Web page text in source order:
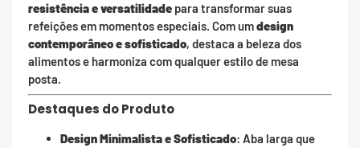
resistência e versatilidade para transformar suas
refeições em momentos especiais. Com umdesign
contemporâneo e sofisticado, destaca a beleza dos
alimentos e harmoniza com qualquer estilo de mesa
posta.
Destaques do Produto
Design Minimalista e Sofisticado: Aba larga que